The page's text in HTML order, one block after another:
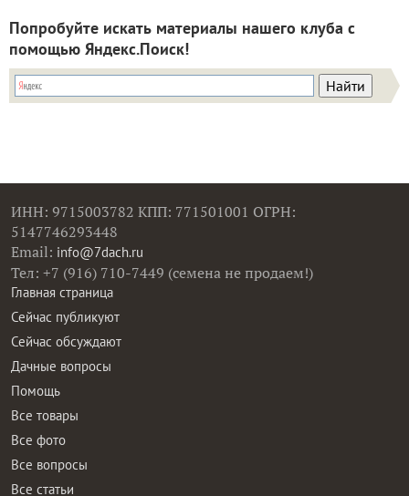
Попробуйте искать материалы нашего клуба с
помощью Яндекс.Поиск!
ИНН: 9715003782 КПП: 771501001 ОГРН:
5147746293448
Email: info@7dach.ru
Тел: +7 (916) 710-7449 (семена не продаем!)
Главная страница
Сейчас публикуют
Сейчас обсуждают
Дачные вопросы
Помощь
Все товары
Все фото
Все вопросы
Все статьи